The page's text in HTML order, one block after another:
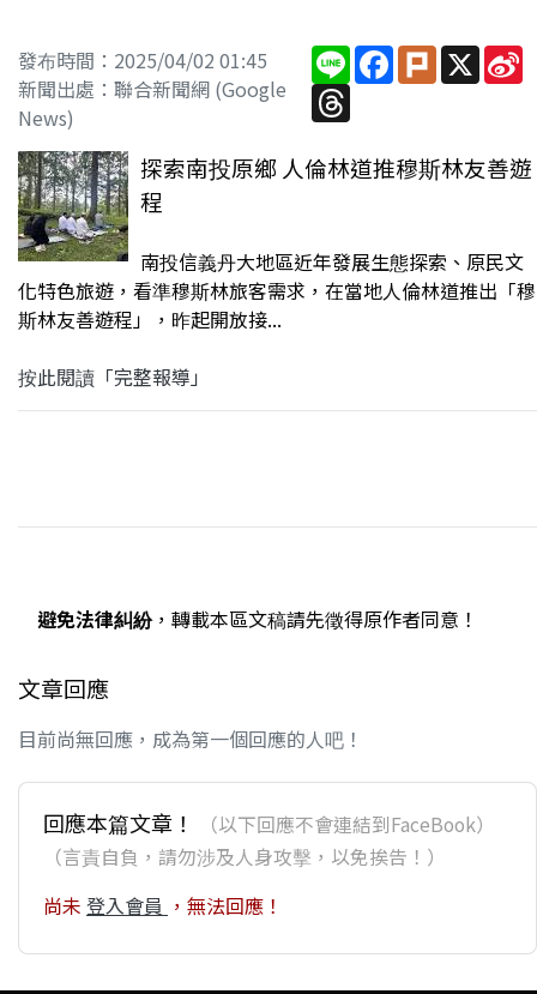
發布時間：2025/04/02 01:45
新聞出處：聯合新聞網 (Google
News)
LineFacebook
PlurkX
Threads
探索南投原鄉 人倫林道推穆斯林友善遊
程
南投信義丹大地區近年發展生態探索、原民文
化特色旅遊，看準穆斯林旅客需求，在當地人倫林道推出「穆
斯林友善遊程」，昨起開放接...
按此閱讀「完整報導」
避免法律糾紛，轉載本區文稿請先徵得原作者同意！
文章回應
目前尚無回應，成為第一個回應的人吧！
回應本篇文章！
（以下回應不會連結到FaceBook）
（言責自負，請勿涉及人身攻擊，以免挨告！）
尚未 登入會員 ，無法回應！